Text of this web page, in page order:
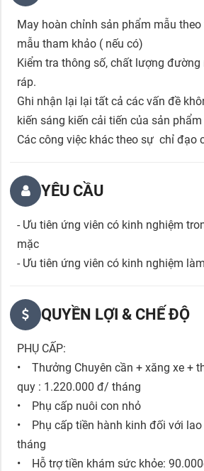
May hoàn chỉnh sản phẩm mẫu
mẫu tham khảo ( nếu có)
Kiểm tra thông số, chất lượng đường
ráp.
Ghi nhận lại lại tất cả các vấn đề
kiến sáng kiến cải tiến của sản phẩm
Các công việc khác theo sự chỉ đạo
YÊU CẦU
- Ưu tiên ứng viên có kinh nghiệm
mặc
- Ưu tiên ứng viên có kinh nghiệm
QUYỀN LỢI & CHẾ ĐỘ
PHỤ CẤP:
• Thưởng Chuyên cần + xăng xe +
quy : 1.220.000 đ/ tháng
• Phụ cấp nuôi con nhỏ
• Phụ cấp tiền hành kinh đối với
tháng
• Hỗ trợ tiền khám sức khỏe: